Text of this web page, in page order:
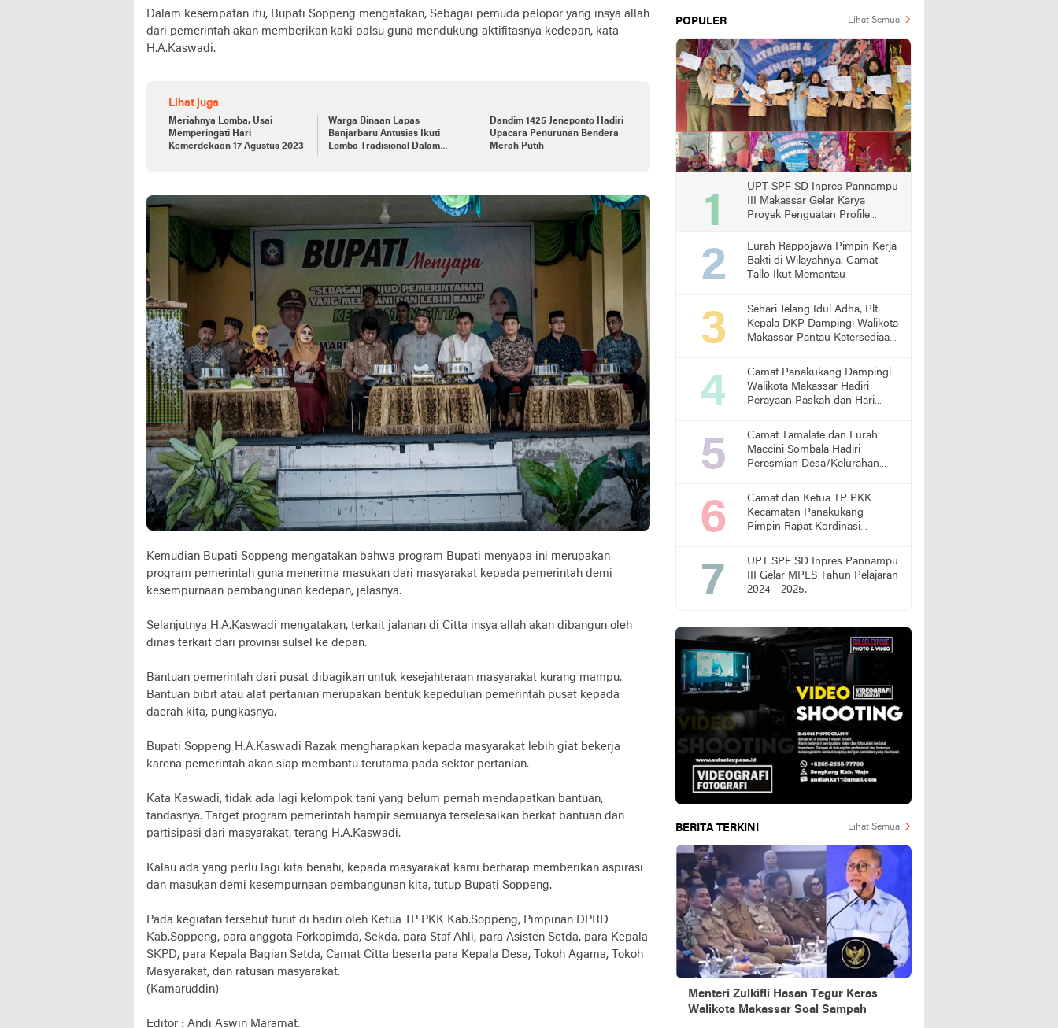
Dalam kesempatan itu, Bupati Soppeng mengatakan, Sebagai pemuda pelopor yang insya allah
dari pemerintah akan memberikan kaki palsu guna mendukung aktifitasnya kedepan, kata
H.A.Kaswadi.
Lihat juga
Meriahnya Lomba, Usai
Memperingati Hari
Kemerdekaan 17 Agustus 2023
Warga Binaan Lapas
Banjarbaru Antusias Ikuti
Lomba Tradisional Dalam
Dandim 1425 Jeneponto Hadiri
Upacara Penurunan Bendera
Merah Putih
Kemudian Bupati Soppeng mengatakan bahwa program Bupati menyapa ini merupakan
program pemerintah guna menerima masukan dari masyarakat kepada pemerintah demi
kesempurnaan pembangunan kedepan, jelasnya.
Selanjutnya H.A.Kaswadi mengatakan, terkait jalanan di Citta insya allah akan dibangun oleh
dinas terkait dari provinsi sulsel ke depan.
Bantuan pemerintah dari pusat dibagikan untuk kesejahteraan masyarakat kurang mampu.
Bantuan bibit atau alat pertanian merupakan bentuk kepedulian pemerintah pusat kepada
daerah kita, pungkasnya.
Bupati Soppeng H.A.Kaswadi Razak mengharapkan kepada masyarakat lebih giat bekerja
karena pemerintah akan siap membantu terutama pada sektor pertanian.
Kata Kaswadi, tidak ada lagi kelompok tani yang belum pernah mendapatkan bantuan,
tandasnya. Target program pemerintah hampir semuanya terselesaikan berkat bantuan dan
partisipasi dari masyarakat, terang H.A.Kaswadi.
Kalau ada yang perlu lagi kita benahi, kepada masyarakat kami berharap memberikan aspirasi
dan masukan demi kesempurnaan pembangunan kita, tutup Bupati Soppeng.
Pada kegiatan tersebut turut di hadiri oleh Ketua TP PKK Kab.Soppeng, Pimpinan DPRD
Kab.Soppeng, para anggota Forkopimda, Sekda, para Staf Ahli, para Asisten Setda, para Kepala
SKPD, para Kepala Bagian Setda, Camat Citta beserta para Kepala Desa, Tokoh Agama, Tokoh
Masyarakat, dan ratusan masyarakat.
(Kamaruddin)
Editor : Andi Aswin Maramat.
POPULER Lihat Semua
UPT SPF SD Inpres Pannampu
III Makassar Gelar Karya
Proyek Penguatan Profile
Lurah Rappojawa Pimpin Kerja
Bakti di Wilayahnya. Camat
Tallo Ikut Memantau
Sehari Jelang Idul Adha, Plt.
Kepala DKP Dampingi Walikota
Makassar Pantau Ketersediaan
Camat Panakukang Dampingi
Walikota Makassar Hadiri
Perayaan Paskah dan Hari
Camat Tamalate dan Lurah
Maccini Sombala Hadiri
Peresmian Desa/Kelurahan
Camat dan Ketua TP PKK
Kecamatan Panakukang
Pimpin Rapat Kordinasi
Stunting
UPT SPF SD Inpres Pannampu
III Gelar MPLS Tahun Pelajaran
2024 - 2025.
BERITA TERKINI Lihat Semua
Menteri Zulkifli Hasan Tegur Keras
Walikota Makassar Soal Sampah